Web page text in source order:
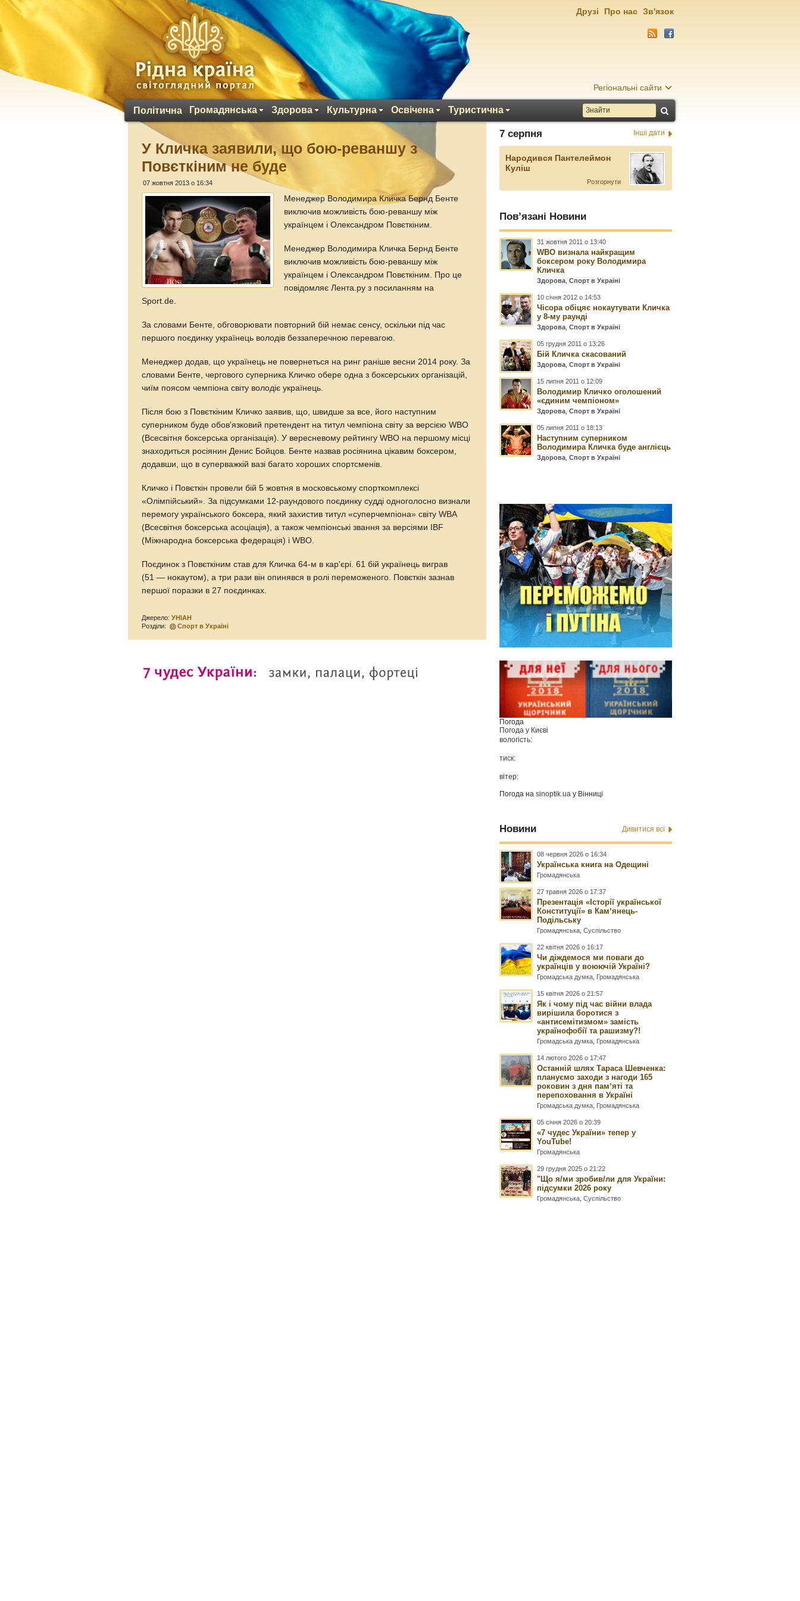
Регіональні сайти
Політична Громадянська Здорова Культурна Освічена Туристична
Друзі Про нас Зв'язок
У Кличка заявили, що бою-реваншу з
Повєткіним не буде
07 жовтня 2013 о 16:34
Менеджер Володимира Кличка Бернд Бенте
виключив можливість бою-реваншу між
українцем і Олександром Повєткіним.
Менеджер Володимира Кличка Бернд Бенте
виключив можливість бою-реваншу між
українцем і Олександром Повєткіним. Про це
повідомляє Лента.ру з посиланням на
Sport.de.
За словами Бенте, обговорювати повторний бій немає сенсу, оскільки під час
першого поєдинку українець володів беззаперечною перевагою.
Менеджер додав, що українець не повернеться на ринг раніше весни 2014 року. За
словами Бенте, чергового суперника Кличко обере одна з боксерських організацій,
чиїм поясом чемпіона світу володіє українець.
Після бою з Повєткіним Кличко заявив, що, швидше за все, його наступним
суперником буде обов'язковий претендент на титул чемпіона світу за версією WBO
(Всесвітня боксерська організація). У вересневому рейтингу WBO на першому місці
знаходиться росіянин Денис Бойцов. Бенте назвав росіянина цікавим боксером,
додавши, що в суперважкій вазі багато хороших спортсменів.
Кличко і Повєткін провели бій 5 жовтня в московському спорткомплексі
«Олімпійський». За підсумками 12-раундового поєдинку судді одноголосно визнали
перемогу українського боксера, який захистив титул «суперчемпіона» світу WBA
(Всесвітня боксерська асоціація), а також чемпіонські звання за версіями IBF
(Міжнародна боксерська федерація) і WBO.
Поєдинок з Повєткіним став для Кличка 64-м в кар'єрі. 61 бій українець виграв
(51 — нокаутом), а три рази він опинявся в ролі переможеного. Повєткін зазнав
першої поразки в 27 поєдинках.
Джерело:УНІАН
Розділи:
Спорт в Україні
7 серпня Інші дати
Народився Пантелеймон
Куліш
Розгорнути
Пов’язані Новини
31 жовтня 2011 о 13:40
WBO визнала найкращим
боксером року Володимира
Кличка
Здорова ,Спорт в Україні
10 січня 2012 о 14:53
Чісора обіцяє нокаутувати Кличка
у 8-му раунді
Здорова ,Спорт в Україні
05 грудня 2011 о 13:26
Бій Кличка скасований
Здорова ,Спорт в Україні
15 липня 2011 о 12:09
Володимир Кличко оголошений
«єдиним чемпіоном»
Здорова ,Спорт в Україні
05 липня 2011 о 18:13
Наступним суперником
Володимира Кличка буде англієць
Здорова ,Спорт в Україні
Погода
Погода у Києві
вологість:
тиск:
вітер:
Погода наsinoptik.ua у Вінниці
Новини Дивитися всі
08 червня 2026 о 16:34
Українська книга на Одещині
Громадянська
27 травня 2026 о 17:37
Презентація «Історії української
Конституції» в Камʼянець-
Подільську
Громадянська ,Суспільство
22 квітня 2026 о 16:17
Чи діждемося ми поваги до
українців у воюючій Україні?
Громадська думка Громадянська
15 квітня 2026 о 21:57
Як і чому під час війни влада
вирішила боротися з
«антисемітизмом» замість
українофобії та рашизму?!
Громадська думка Громадянська
14 лютого 2026 о 17:47
Останній шлях Тараса Шевченка:
плануємо заходи з нагоди 165
роковин з дня памʼяті та
перепоховання в Україні
Громадська думка Громадянська
05 січня 2026 о 20:39
«7 чудес України» тепер у
YouTube!
Громадянська
29 грудня 2025 о 21:22
"Що я/ми зробив/ли для України:
підсумки 2026 року
Громадянська ,Суспільство